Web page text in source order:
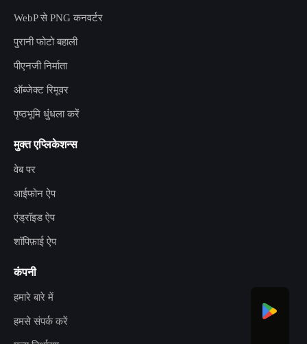
WebP से PNG कनवर्टर
पुरानी फोटो बहाली
पीएनजी निर्माता
ऑब्जेक्ट रिमूवर
पृष्ठभूमि धुंधला करें
मुक्त एप्लिकेशन्स
वेब पर
आईफोन ऐप
एंड्रॉइड ऐप
शॉपिफ़ाई ऐप
कंपनी
हमारे बारे में
हमसे संपर्क करें